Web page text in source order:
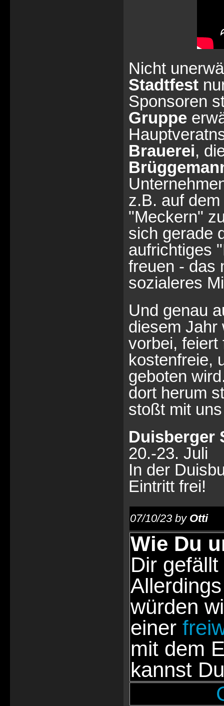
Nicht
Stadtfest
Sponsoren
Gruppe
Brauerei,
z.B. auf
"Meckern"
sich gerade
aufrichtiges
freuen - das
sozialeres
Und genau
diesem
vorbei, feiert
kostenfreie,
geboten
dort herum
stoßt mit
Duisberger
20.-23. Juli
In der
Eintritt frei!
07/10/23 by Otti
Wie Du
Dir
würden
einer
mit dem
kannst